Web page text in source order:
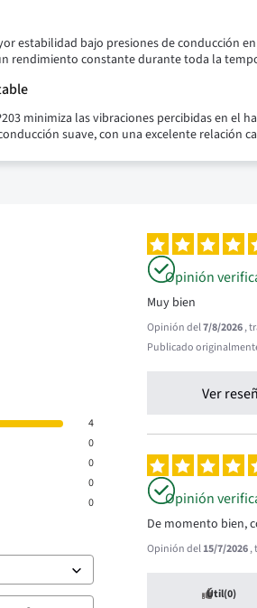
estabilidad bajo presiones de conducción
rendimiento constante durante toda la
minimiza las vibraciones percibidas en
suave, con una excelente
4
0
0
0
0
Opinión
Muy bien
Opinión del7/8/2026,
Publicado
Ver
Opinión
De momento bien,
Opinión del15/7/2026,
Útil(0)